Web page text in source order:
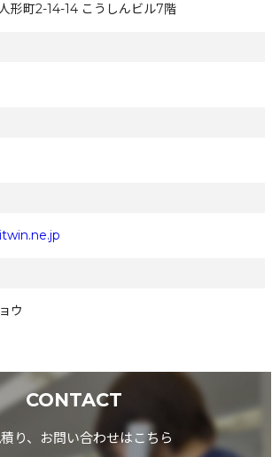
形町2-14-14 こうしんビル7階
ウ
CONTACT
り、お問い合わせはこちら